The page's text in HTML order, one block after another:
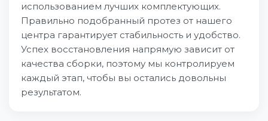
использованием лучших комплектующих.
Правильно подобранный протез от нашего
центра гарантирует стабильность и удобство.
Успех восстановления напрямую зависит от
качества сборки, поэтому мы контролируем
каждый этап, чтобы вы остались довольны
результатом.